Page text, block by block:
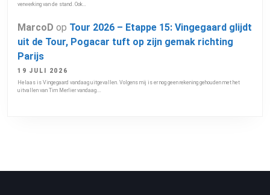
verwerking van de stand. Ook…
MarcoD op Tour 2026 – Etappe 15: Vingegaard glijdt
uit de Tour, Pogacar tuft op zijn gemak richting
Parijs
19 JULI 2026
Helaas is Vingegaard vandaag uitgevallen. Volgens mij is er nog geen rekening gehouden met het
uitvallen van Tim Merlier vandaag.…